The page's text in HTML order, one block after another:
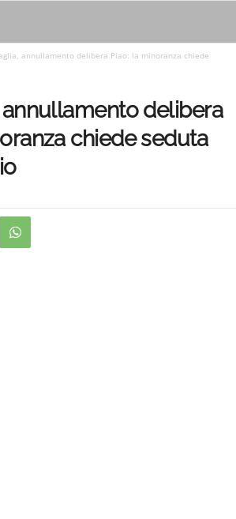
annullamento delibera Piao: la minoranza chiede
delibera
chiede seduta